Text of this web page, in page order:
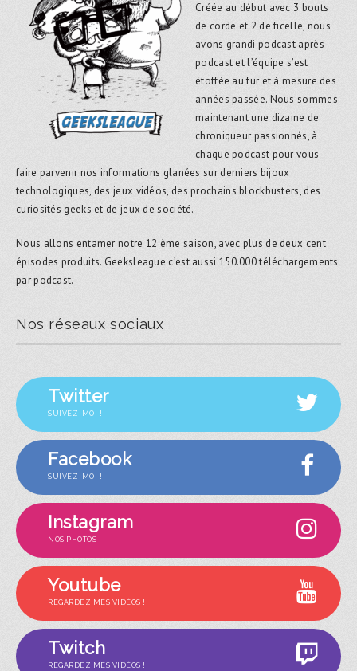
Créée au début avec 3 bouts
de corde et 2 de ficelle, nous
avons grandi podcast après
podcast et l’équipe s’est
étoffée au fur et à mesure des
années passée. Nous sommes
maintenant une dizaine de
chroniqueur passionnés, à
chaque podcast pour vous
faire parvenir nos informations glanées sur derniers bijoux
technologiques, des jeux vidéos, des prochains blockbusters, des
curiosités geeks et de jeux de société.
Nous allons entamer notre 12 ème saison, avec plus de deux cent
épisodes produits. Geeksleague c’est aussi 150.000 téléchargements
par podcast.
Nos réseaux sociaux
Twitter
SUIVEZ-MOI !
Facebook
SUIVEZ-MOI !
Instagram
NOS PHOTOS !
Youtube
REGARDEZ MES VIDÉOS !
Twitch
REGARDEZ MES VIDÉOS !